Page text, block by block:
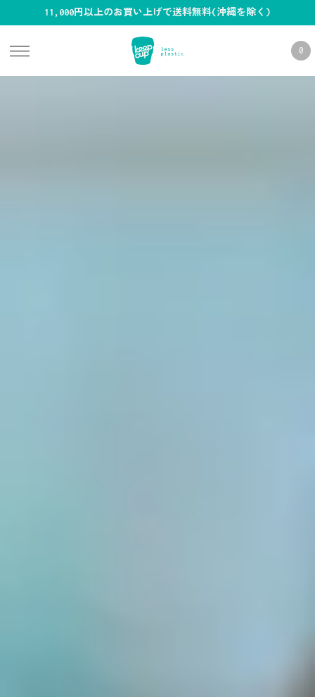
11,000円以上のお買い上げで送料無料(沖縄を除く)
0